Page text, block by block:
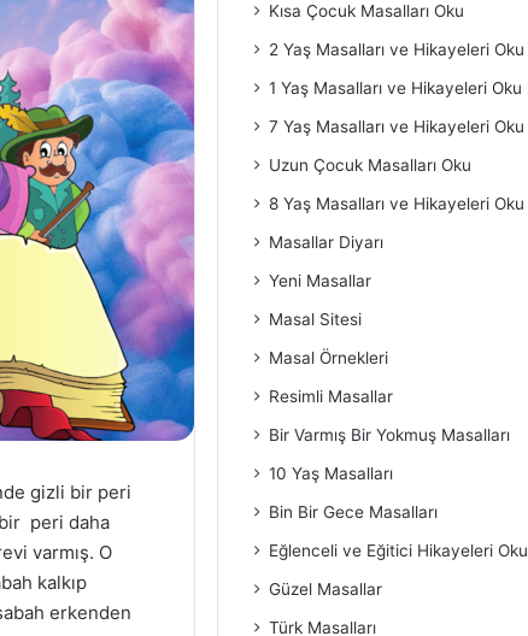
gizli bir peri
peri daha
varmış. O
kalkıp
erkenden
Kısa Çocuk Masalları Oku
2 Yaş Masalları ve Hikayeleri Oku
1 Yaş Masalları ve Hikayeleri Oku
7 Yaş Masalları ve Hikayeleri Oku
Uzun Çocuk Masalları Oku
8 Yaş Masalları ve Hikayeleri Oku
Masallar Diyarı
Yeni Masallar
Masal Sitesi
Masal Örnekleri
Resimli Masallar
Bir Varmış Bir Yokmuş Masalları
10 Yaş Masalları
Bin Bir Gece Masalları
Eğlenceli ve Eğitici Hikayeleri Oku
Güzel Masallar
Türk Masalları